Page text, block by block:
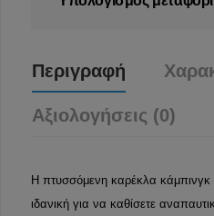
Περιγραφή
Αξιολογήσεις (0)
H πτυσσόμενη καρέκλα κάμπινγκ
ιδανική για να καθίσετε